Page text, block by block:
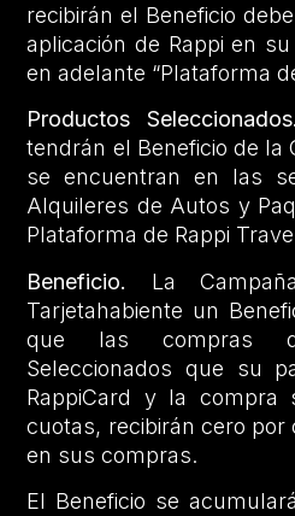
recibirán el Beneficio
aplicación de Rappi en
en adelante “Plataforma
Productos
tendrán el Beneficio de la
se encuentran en las
Alquileres de Autos y
Plataforma de Rappi
Beneficio.
La
Tarjetahabiente un
que las compras
Seleccionados que su
RappiCard y la
cuotas, recibirán cero por
en sus compras.
El Beneficio se